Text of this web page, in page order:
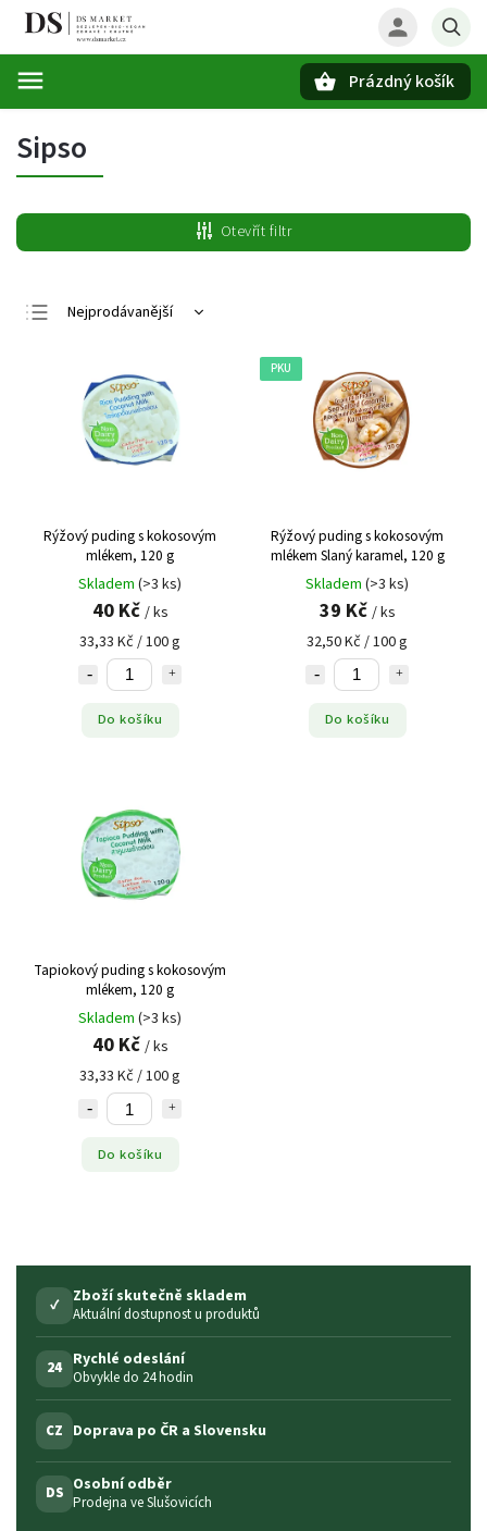
Prázdný košík
Sipso
Otevřít filtr
Nejprodávanější
Nejdražší
Abecedně
Rýžový puding s kokosovým
mlékem, 120 g
Skladem (>3 ks)
40 Kč / ks
33,33 Kč / 100 g
Do košíku
PKU
Rýžový puding s kokosovým
mlékem Slaný karamel, 120 g
Skladem (>3 ks)
39 Kč / ks
32,50 Kč / 100 g
Do košíku
Tapiokový puding s kokosovým
mlékem, 120 g
Skladem (>3 ks)
40 Kč / ks
33,33 Kč / 100 g
Do košíku
✓ Zboží skutečně skladem
Aktuální dostupnost u produktů
24 Rychlé odeslání
Obvykle do 24 hodin
CZ Doprava po ČR a Slovensku
DS Osobní odběr
Prodejna ve Slušovicích